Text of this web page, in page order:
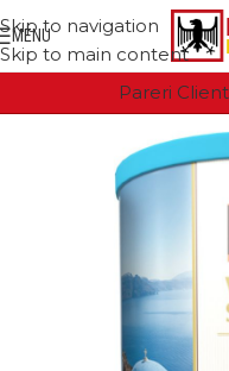
Skip to navigation
Skip to main content
MENU
Pareri